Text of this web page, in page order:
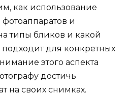
как использование
и
типы бликов и какой
для конкретных
этого аспекта
достичь
на своих снимках.